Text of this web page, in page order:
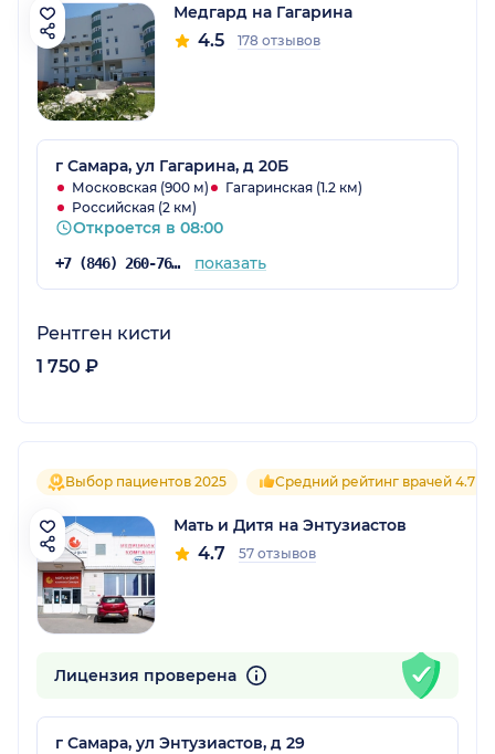
Медгард на Гагарина
4.5 178 отзывов
г Самара, ул Гагарина, д 20Б
Московская (900 м)
Гагаринская (1.2 км)
Российская (2 км)
Откроется в 08:00
+7 (846) 260-76-76 показать
Рентген кисти
1 750 ₽
Выбор пациентов 2025 Средний рейтинг врачей 4.7
Мать и Дитя на Энтузиастов
4.7 57 отзывов
Лицензия проверена
г Самара, ул Энтузиастов, д 29